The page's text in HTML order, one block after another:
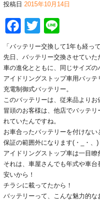
投稿日 2015年10月14日
Facebook
Twitter
「バッテリー交換して1年も経っ
先日、バッテリー交換させてい
車の進化とともに、同じサイズの
アイドリングストップ車用バッテ
充電制御式バッテリー。
このバッテリーは、従来品より
冒頭のお客様は、他店でバッテ
れていたんですね。
お車合ったバッテリーを付けな
保証の範囲外になります(・_・、)
アイドリングストップ車は一目
それは、車屋さんでも年式や車台
安いから！
チラシに載ってたから！
バッテリーって、こんな魅力的